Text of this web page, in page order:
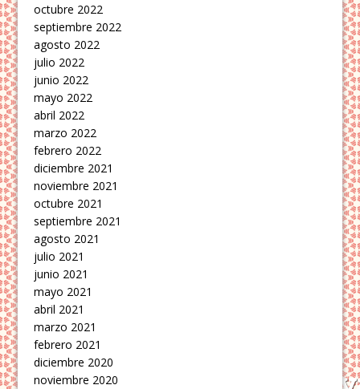
octubre 2022
septiembre 2022
agosto 2022
julio 2022
junio 2022
mayo 2022
abril 2022
marzo 2022
febrero 2022
diciembre 2021
noviembre 2021
octubre 2021
septiembre 2021
agosto 2021
julio 2021
junio 2021
mayo 2021
abril 2021
marzo 2021
febrero 2021
diciembre 2020
noviembre 2020